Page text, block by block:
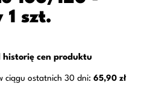
szt.
historię cen produktu
ciągu ostatnich 30 dni: 65,90 zł